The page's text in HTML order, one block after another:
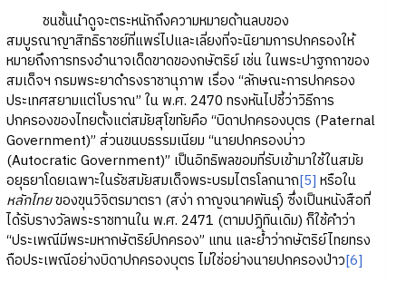
ชนชั้นนำดูจะตระหนักถึงความหมายด้านลบของ
สมบูรณาญาสิทธิราชย์ที่แพร่ไปและเลี่ยงที่จะนิยามการปกครองให้
หมายถึงการทรงอำนาจเด็ดขาดของกษัตริย์ เช่น ในพระปาฐกถาของ
สมเด็จฯ กรมพระยาดำรงราชานุภาพ เรื่อง “ลักษณะการปกครอง
ประเทศสยามแต่โบราณ” ใน พ.ศ. 2470 ทรงหันไปชี้ว่าวิธีการ
ปกครองของไทยตั้งแต่สมัยสุโขทัยคือ “บิดาปกครองบุตร (Paternal
Government)” ส่วนขนบธรรมเนียม “นายปกครองบ่าว
(Autocratic Government)” เป็นอิทธิพลขอมที่รับเข้ามาใช้ในสมัย
อยุธยาโดยเฉพาะในรัชสมัยสมเด็จพระบรมไตรโลกนาถ[5] หรือใน
หลักไทยของขุนวิจิตรมาตรา (สง่า กาญจนาคพันธุ์) ซึ่งเป็นหนังสือที่
ได้รับรางวัลพระราชทานใน พ.ศ. 2471 (ตามปฏิทินเดิม) ก็ใช้คำว่า
“ประเพณีมีพระมหากษัตริย์ปกครอง” แทน และย้ำว่ากษัตริย์ไทยทรง
ถือประเพณีอย่างบิดาปกครองบุตร ไม่ใช่อย่างนายปกครองป่าว[6]